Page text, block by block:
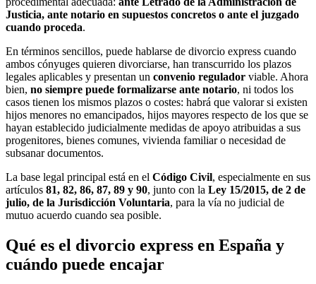
Justicia, ante notario en supuestos concretos o ante el juzgado
cuando proceda.
En términos sencillos, puede hablarse de divorcio express cuando
ambos cónyuges quieren divorciarse, han transcurrido los plazos
legales aplicables y presentan un convenio regulador viable. Ahora
bien, no siempre puede formalizarse ante notario, ni todos los
casos tienen los mismos plazos o costes: habrá que valorar si existen
hijos menores no emancipados, hijos mayores respecto de los que se
hayan establecido judicialmente medidas de apoyo atribuidas a sus
progenitores, bienes comunes, vivienda familiar o necesidad de
subsanar documentos.
La base legal principal está en el Código Civil, especialmente en sus
artículos 81, 82, 86, 87, 89 y 90, junto con la Ley 15/2015, de 2 de
julio, de la Jurisdicción Voluntaria, para la vía no judicial de
mutuo acuerdo cuando sea posible.
Qué es el divorcio express en España y
cuándo puede encajar